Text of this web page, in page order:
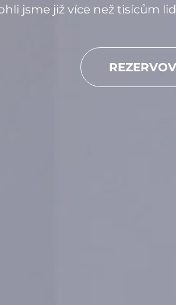
jsme již více než tisícům